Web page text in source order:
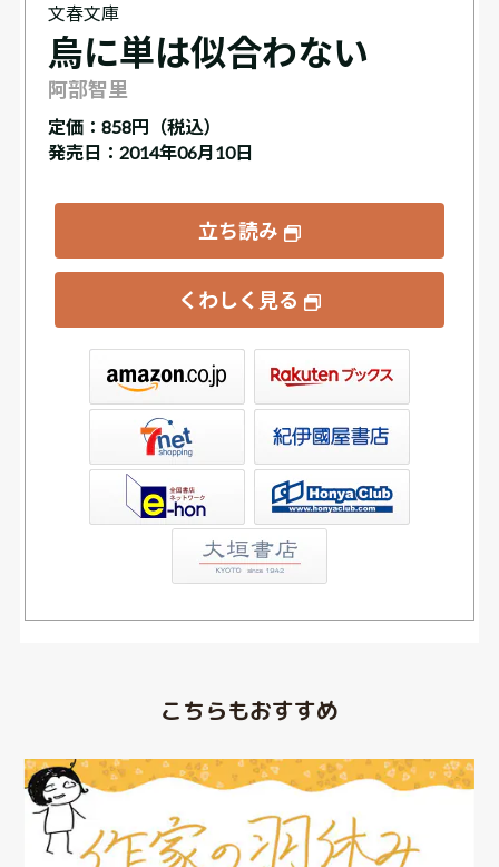
文春文庫
烏に単は似合わない
阿部智里
定価： 858円（税込）
発売日：2014年06月10日
立ち読み
くわしく見る
書店ウェブストア
こちらもおすすめ